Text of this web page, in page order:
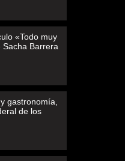
«Todo muy
Sacha Barrera
gastronomía,
de los